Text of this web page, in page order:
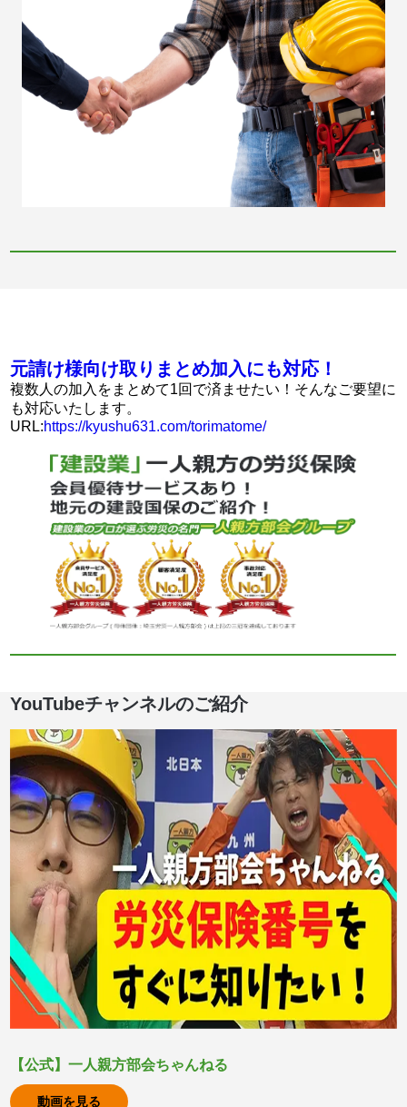
元請け様向け取りまとめ加入にも対応！
複数人の加入をまとめて1回で済ませたい！そんなご要望に
も対応いたします。
URL:https://kyushu631.com/torimatome/
YouTubeチャンネルのご紹介
【公式】一人親方部会ちゃんねる
動画を見る